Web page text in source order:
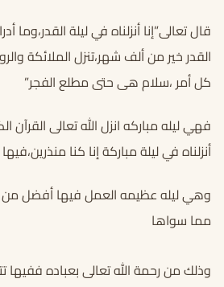
قال تعالى”إنا أنزلناه في ليلة القدر،وما
القدر خير من ألف شهر،تنزل الملائكة
كل أمر ،سلام هى حتى مطلع الفجر”
فهي ليله مباركه انزل الله تعالى القرآن
أنزلناه في ليلة مباركة إنا كنا
وهي ليله عظيمه العمل فيها أفضل
مما سواها
وذلك من رحمة الله تعالى بعباده